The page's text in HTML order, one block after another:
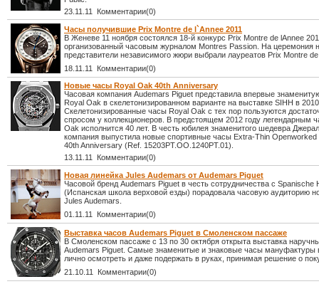
23.11.11 Комментарии(0)
Часы получившие Prix Montre de l`Annee 2011
В Женеве 11 ноября состоялся 18-й конкурс Prix Montre de lAnnee
организованный часовым журналом Montres Passion. На церемония
представители независимого жюри выбрали лауреатов Prix Montre
18.11.11 Комментарии(0)
Новые часы Royal Oak 40th Anniversary
Часовая компания Audemars Piguet представила впервые
Royal Oak в скелетонизированном варианте на выставке SIHH в 2010
Скелетонизированные часы Royal Oak с тех пор пользуются
спросом у коллекционеров. В предстоящем 2012 году легендарным
Oak исполнится 40 лет. В честь юбилея знаменитого шедевра
компания выпустила новые спортивные часы Extra-Thin Openworked
40th Anniversary (Ref. 15203PT.OO.1240PT.01).
13.11.11 Комментарии(0)
Новая линейка Jules Audemars от Audemars Piguet
Часовой бренд Audemars Piguet в честь сотрудничества с Spanische
(Испанская школа верховой езды) порадовала часовую аудиторию
Jules Audemars.
01.11.11 Комментарии(0)
Выставка часов Audemars Piguet в Смоленском пассаже
В Смоленском пассаже с 13 по 30 октября открыта выставка
Audemars Piguet. Самые знаменитые и знаковые часы мануфактуры
лично осмотреть и даже подержать в руках, принимая решение о
21.10.11 Комментарии(0)